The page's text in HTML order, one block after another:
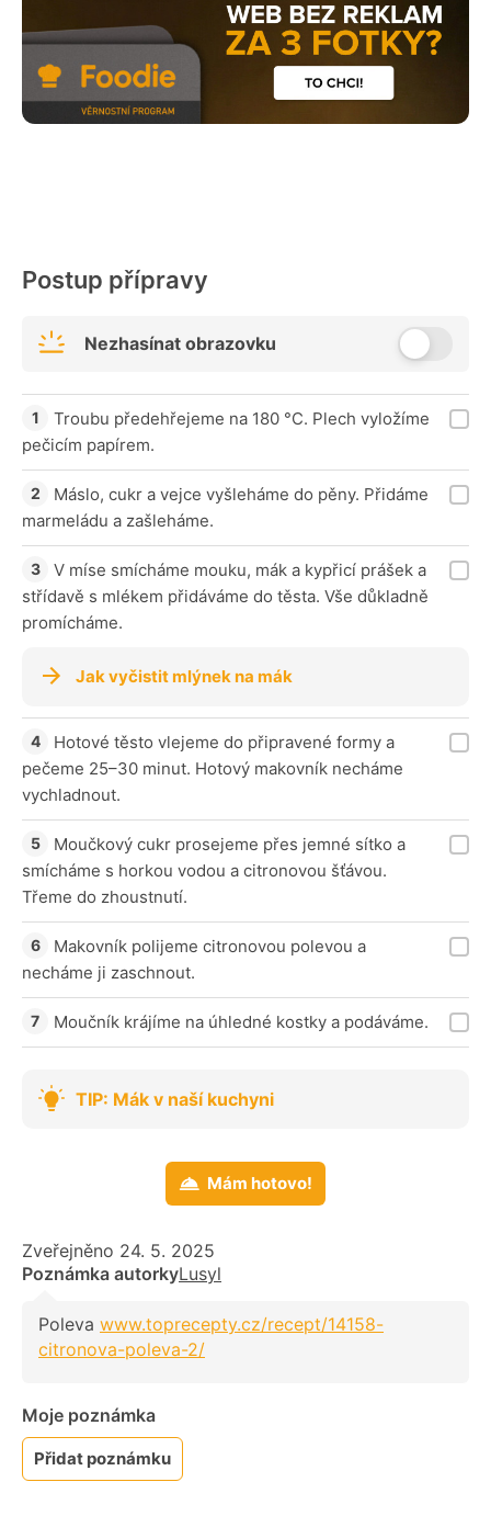
Postup přípravy
Nezhasínat obrazovku
Troubu předehřejeme na 180 °C. Plech vyložíme
pečicím papírem.
Máslo, cukr a vejce vyšleháme do pěny. Přidáme
marmeládu a zašleháme.
V míse smícháme mouku, mák a kypřicí prášek a
střídavě s mlékem přidáváme do těsta. Vše důkladně
promícháme.
Jak vyčistit mlýnek na mák
Hotové těsto vlejeme do připravené formy a
pečeme 25–30 minut. Hotový makovník necháme
vychladnout.
Moučkový cukr prosejeme přes jemné sítko a
smícháme s horkou vodou a citronovou šťávou.
Třeme do zhoustnutí.
Makovník polijeme citronovou polevou a
necháme ji zaschnout.
Moučník krájíme na úhledné kostky a podáváme.
TIP: Mák v naší kuchyni
Mám hotovo!
Zveřejněno 24. 5. 2025
Poznámka autorkyLusyl
Poleva www.toprecepty.cz/recept/14158-
citronova-poleva-2/
Moje poznámka
Přidat poznámku